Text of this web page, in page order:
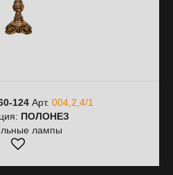
124Арт. 004,2,4/1
ПОЛОНЕЗ
лампы